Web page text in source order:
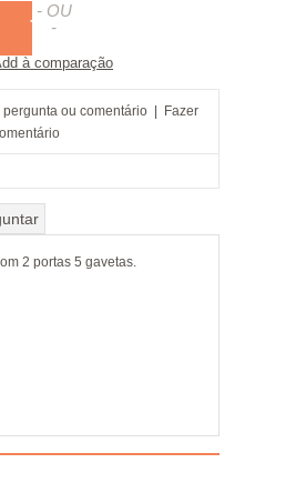
- OU
-
à comparação
pergunta ou comentário
Fazer
2 portas 5 gavetas.